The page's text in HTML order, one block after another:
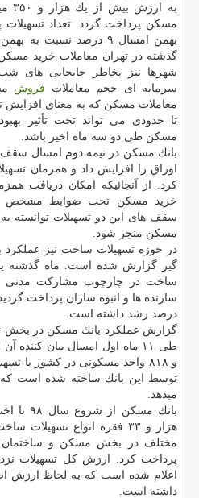
به
مسكن پرداخت گردد. تعداد
بهمن امسال ۹ درصد
شهرها نیز بخاطر جابجایی های
سرمایه ای حجم معاملات فروش
معاملات مسكن كه به معنای افزایش
تا حدودی می تواند تحت تأثیر
مسكن طی دو سه ماه اخیر باشد.
بانك مسكن در نیمه دوم امسال
اوراق را افزایش داد و همزمان
كرد. از آنجائیكه امكان دریافت
خرید مسكن تحت ضوابط مشخص
سقف های این دو تسهیلات توانسته به
مسكن منجر شود.
ساخت در چارچوب مشاركت
درصد رشد داشته است.
گزارش عملكرد بانك مسكن در بخش
و ۸۱۸ واحد مسكونی در كشور با
میدهد.
هزار و ۳۳ فقره انواع
مختلف در بخش مسكن و
داشته است.